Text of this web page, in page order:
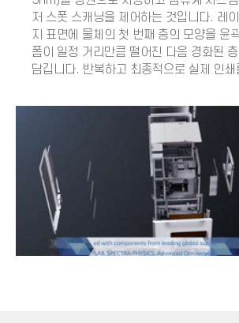
저 스폿 스캐닝을 제어하는 것입니다. 레
지 표면에 물체의 첫 번째 층의 모양을 윤
폼이 일정 거리만큼 떨어진 다음 경화된 층
담깁니다. 반복하고 최종적으로 실제 인